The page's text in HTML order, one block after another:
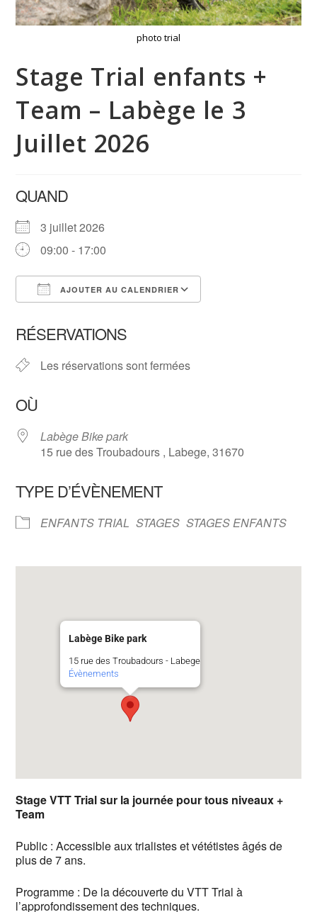
photo trial
Stage Trial enfants +
Team – Labège le 3
Juillet 2026
QUAND
3 juillet 2026
09:00 - 17:00
AJOUTER AU CALENDRIER
RÉSERVATIONS
Les réservations sont fermées
OÙ
Labège Bike park
15 rue des Troubadours , Labege, 31670
TYPE D’ÉVÈNEMENT
ENFANTS TRIAL STAGES STAGES ENFANTS
Labège Bike park
15 rue des Troubadours - Labege
Évènements
Stage VTT Trial sur la journée pour tous niveaux +
Team
Public : Accessible aux trialistes et vététistes âgés de
plus de 7 ans.
Programme : De la découverte du VTT Trial à
l’approfondissement des techniques.